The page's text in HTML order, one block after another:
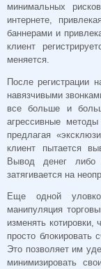
минимальных
интернете,
баннерами и
клиент
меняется.
После регистрации
навязчивыми
все больше и
агрессивные
предлагая
клиент пытается
Вывод денег либо
затягивается на
Еще одной
манипуляция
изменять котировки,
просто блокировать
Это позволяет им
минимизировать